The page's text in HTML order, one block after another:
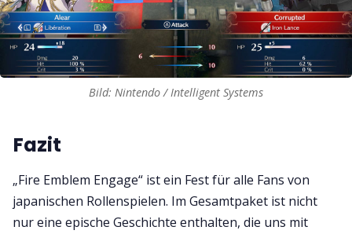
Bild: Nintendo / Intelligent Systems
Fazit
„Fire Emblem Engage“ ist ein Fest für alle Fans von
japanischen Rollenspielen. Im Gesamtpaket ist nicht
nur eine epische Geschichte enthalten, die uns mit